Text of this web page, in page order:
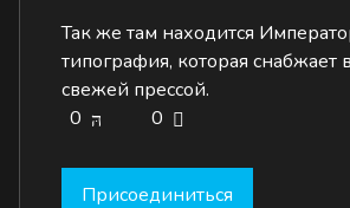
Так же там находится
типография, которая снабжает
свежей прессой.
0
0
Присоединиться